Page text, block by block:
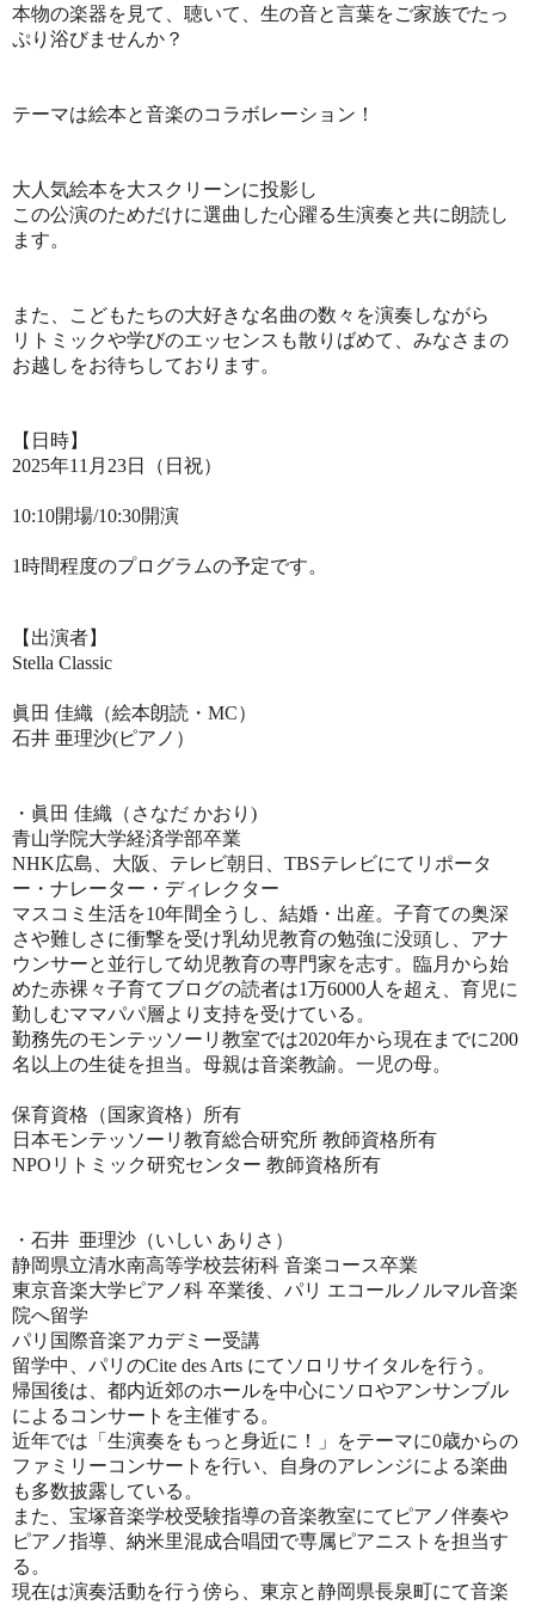
本物の楽器を見て、聴いて、生の音と言葉をご家族でたっ
ぷり浴びませんか？
テーマは絵本と音楽のコラボレーション！
大人気絵本を大スクリーンに投影し
この公演のためだけに選曲した心躍る生演奏と共に朗読し
ます。
また、こどもたちの大好きな名曲の数々を演奏しながら
リトミックや学びのエッセンスも散りばめて、 みなさまの
お越しをお待ちしております。
【日時】
2025年11月23日（日祝）
10:10開場/10:30開演
1時間程度のプログラムの予定です。
【出演者】
Stella Classic
眞田 佳織（絵本朗読・MC）
石井 亜理沙(ピアノ）
・眞田 佳織（さなだ かおり)
青山学院大学経済学部卒業
NHK広島、大阪、テレビ朝日、TBSテレビにてリポータ
ー・ナレーター・ディレクター
マスコミ生活を10年間全うし、結婚・出産。 子育ての奥深
さや難しさに衝撃を受け乳幼児教育の勉強に没頭し、 アナ
ウンサーと並行して幼児教育の専門家を志す。 臨月から始
めた赤裸々子育てブログの読者は1万6000人を超え、育児に
勤しむママパパ層より支持を受けている。
勤務先のモンテッソーリ教室では2020年から現在までに200
名以上の生徒を担当。 母親は音楽教諭。一児の母。
保育資格（国家資格）所有
日本モンテッソーリ教育総合研究所 教師資格所有
NPOリトミック研究センター 教師資格所有
・石井 亜理沙（いしい ありさ）
静岡県立清水南高等学校芸術科 音楽コース卒業
東京音楽大学ピアノ科 卒業後、パリ エコールノルマル音楽
院へ留学
パリ国際音楽アカデミー受講
留学中、パリのCite des Arts にてソロリサイタルを行う。
帰国後は、都内近郊のホールを中心にソロやアンサンブル
によるコンサートを主催する。
近年では「生演奏をもっと身近に！」をテーマに0歳からの
ファミリーコンサートを行い、自身のアレンジによる楽曲
も多数披露している。
また、宝塚音楽学校受験指導の音楽教室にてピアノ伴奏や
ピアノ指導、納米里混成合唱団で専属ピアニストを担当す
る。
現在は演奏活動を行う傍ら、東京と静岡県長泉町にて音楽